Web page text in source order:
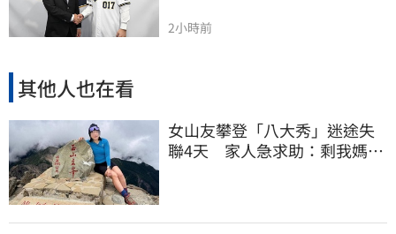
2小時前
其他人也在看
女山友攀登「八大秀」迷途失
聯4天 家人急求助：剩我媽還